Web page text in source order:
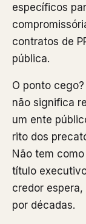
específicos
contratos de
pública.
O ponto
não significa
um ente
rito dos
Não tem
título
credor
por décadas.